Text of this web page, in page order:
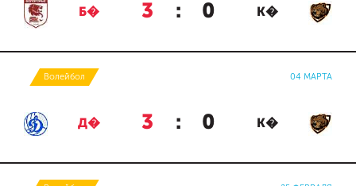
Б� 3 : 0 К�
Волейбол 04 МАРТА
Д� 3 : 0 К�